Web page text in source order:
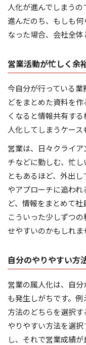
人化が進んでしまう
進んだのち、もしも
なった場合、会社全体
営業活動が忙しく余
今自分が行っている
どをまとめた資料を
くなると情報共有す
人化してしまうケース
営業は、日々クライ
チなどに勤しむ、忙
ともあるほど、外出
やアプローチに追わ
ど、情報をまとめて社
こういった少しずつ
せやすいのかもしれま
自分のやりやすい方
営業の属人化は、自
も発生しがちです。
方法のどちらを選択
やりやすい方法を選
し、それで営業成績